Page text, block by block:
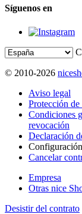
Síguenos en
© 2010-2026
Aviso legal
Protección de
Condiciones
revocación
Declaración
Cancelar
Empresa
Otras nice
Desistir del contrato